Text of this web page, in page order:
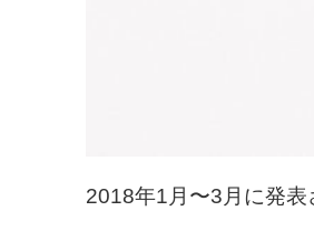
2018年1月〜3月に発表